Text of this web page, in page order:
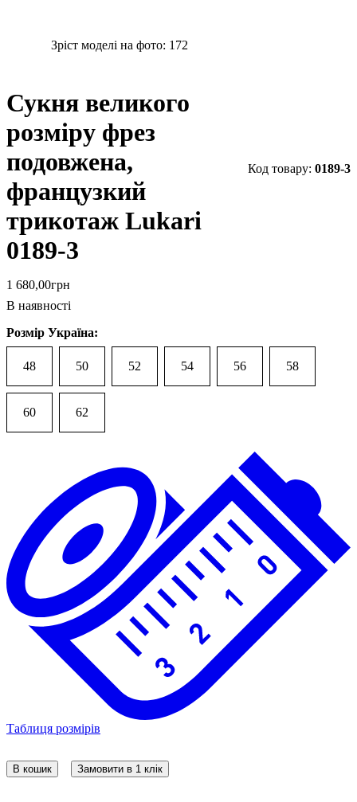
Зріст моделі на фото: 172
Сукня великого
розміру фрез
подовжена,
французкий
трикотаж Lukari
0189-3
0189-3
1 680,00грн
В наявності
Розмір Україна:
48 50 52 54 56 58
60 62
Таблиця розмірів
В кошик Замовити в 1 клік